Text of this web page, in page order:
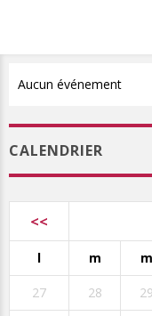
Aucun événement
CALENDRIER
<<
l m m
27 28 29